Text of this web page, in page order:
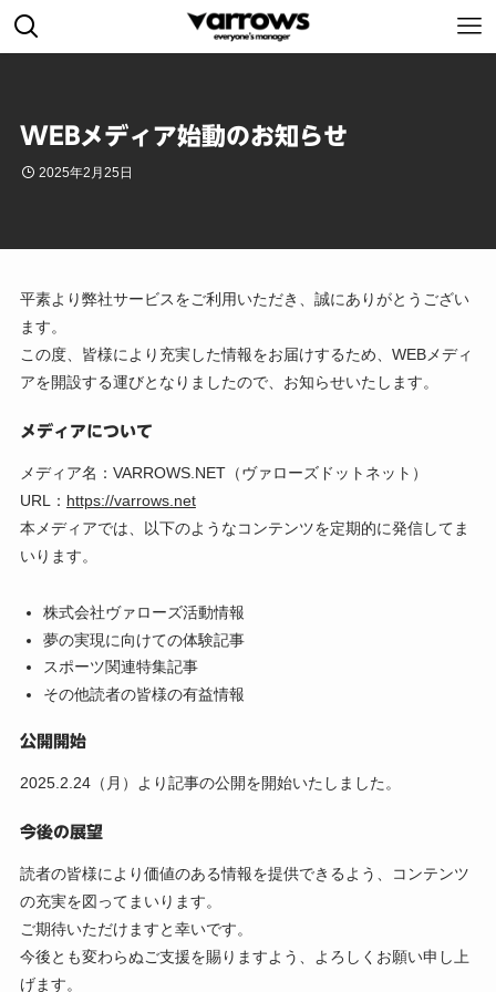
WEBメディア始動のお知らせ
2025年2月25日
平素より弊社サービスをご利用いただき、誠にありがとうござい
ます。
この度、皆様により充実した情報をお届けするため、WEBメディ
アを開設する運びとなりましたので、お知らせいたします。
メディアについて
メディア名：VARROWS.NET（ヴァローズドットネット）
URL： https://varrows.net
本メディアでは、以下のようなコンテンツを定期的に発信してま
いります。
株式会社ヴァローズ活動情報
夢の実現に向けての体験記事
スポーツ関連特集記事
その他読者の皆様の有益情報
公開開始
2025.2.24（月）より記事の公開を開始いたしました。
今後の展望
読者の皆様により価値のある情報を提供できるよう、コンテンツ
の充実を図ってまいります。
ご期待いただけますと幸いです。
今後とも変わらぬご支援を賜りますよう、よろしくお願い申し上
げます。